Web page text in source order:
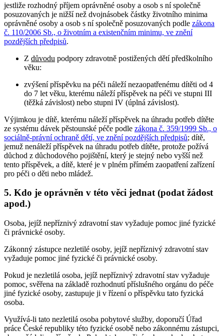
jestliže rozhodný příjem oprávněné osoby a osob s ní společně
posuzovaných je nižší než dvojnásobek částky životního minima
oprávněné osoby a osob s ní společně posuzovaných podle zákona
č. 110/2006 Sb., o životním a existenčním minimu, ve znění
pozdějších předpisů.
Z důvodu podpory zdravotně postižených dětí předškolního
věku:
zvýšení příspěvku na péči náleží nezaopatřenému dítěti od 4
do 7 let věku, kterému náleží příspěvek na péči ve stupni III
(těžká závislost) nebo stupni IV (úplná závislost).
Výjimkou je dítě, kterému náleží příspěvek na úhradu potřeb dítěte
ze systému dávek pěstounské péče podle zákona č. 359/1999 Sb., o
sociálně-právní ochraně dětí, ve znění pozdějších předpisů; dítě,
jemuž nenáleží příspěvek na úhradu potřeb dítěte, protože požívá
důchod z důchodového pojištění, který je stejný nebo vyšší než
tento příspěvek, a dítě, které je v plném přímém zaopatření zařízení
pro péči o děti nebo mládež.
5. Kdo je oprávněn v této věci jednat (podat žádost
apod.)
Osoba, jejíž nepříznivý zdravotní stav vyžaduje pomoc jiné fyzické
či právnické osoby.
Zákonný zástupce nezletilé osoby, jejíž nepříznivý zdravotní stav
vyžaduje pomoc jiné fyzické či právnické osoby.
Pokud je nezletilá osoba, jejíž nepříznivý zdravotní stav vyžaduje
pomoc, svěřena na základě rozhodnutí příslušného orgánu do péče
jiné fyzické osoby, zastupuje ji v řízení o příspěvku tato fyzická
osoba.
Využívá-li tato nezletilá osoba pobytové služby, doporučí Úřad
práce České republiky této fyzické osobě nebo zákonnému zástupci,